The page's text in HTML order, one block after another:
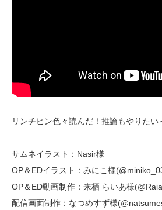
リンチピン色々読んだ！推論もやりたい
サムネイラスト：Nasir様
OP＆EDイラスト：みにこ様
OP＆ED動画制作：来栖 らいあ様
配信画面制作：なつめすず様